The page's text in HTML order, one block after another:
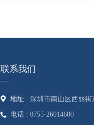
联系我们
地址 : 深圳市南山区西丽
电话 : 0755-26014600